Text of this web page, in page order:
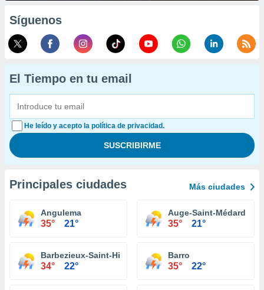
Síguenos
El Tiempo en tu email
He leído y acepto la política de privacidad.
Principales ciudades Más ciudades
Angulema
35° 21°
Auge-Saint-Médard
35° 21°
Barbezieux-Saint-Hilaire
34° 22°
Barro
35° 22°